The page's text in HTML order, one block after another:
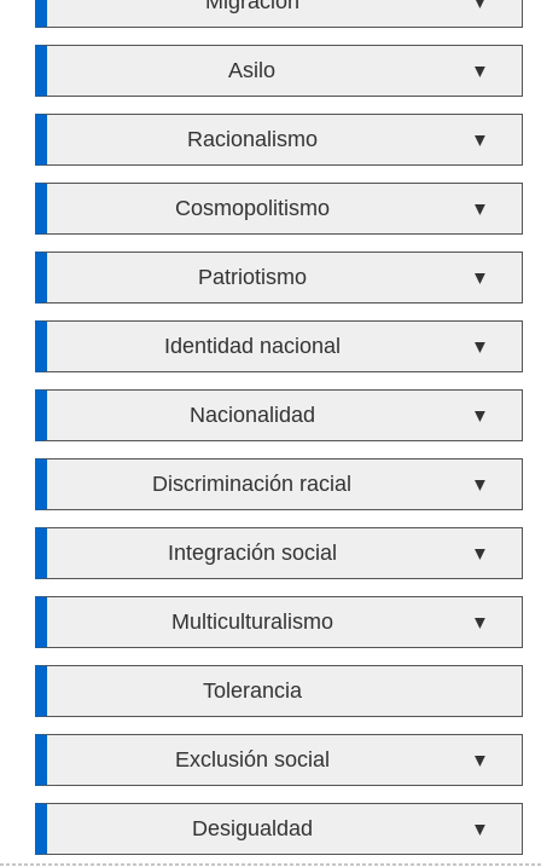
Asilo ▼
Racionalismo ▼
Cosmopolitismo ▼
Patriotismo ▼
Identidad nacional ▼
Nacionalidad ▼
Discriminación racial ▼
Integración social ▼
Multiculturalismo ▼
Tolerancia
Exclusión social ▼
Desigualdad ▼